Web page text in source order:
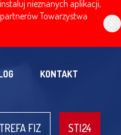
nieznanych aplikacji,
Towarzystwa
KONTAKT
FIZ STI24